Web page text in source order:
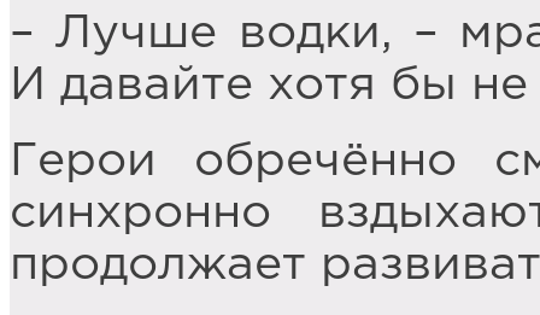
– Лучше водки, –
И давайте хотя бы
Герои обречённо
синхронно
продолжает